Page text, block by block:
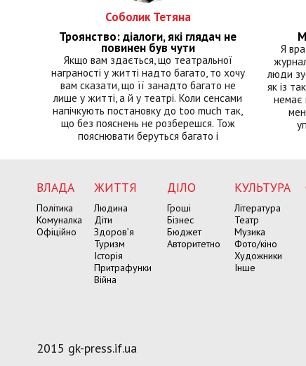
Соболик Тетяна
Троянство: діалоги, які глядач не
повинен був чути
Якщо вам здається, що театральної
награності у житті надто багато, то хочу
вам сказати, що її занадто багато не
лише у житті, а й у театрі. Коли сенсами
напічкують постановку до too much так,
що без пояснень не розберешся. Тож
пояснювати беруться багато і
Я
люди
як із
немає
ВЛАДА
Політика
Комуналка
Офіційно
ЖИТТЯ
Людина
Діти
Здоров’я
Туризм
Історія
Притрафунки
Війна
ДІЛО
Гроші
Бізнес
Бюджет
Авторитетно
КУЛЬТУРА
Література
Театр
Музика
Фото/кіно
Художники
Інше
2015 gk-press.if.ua